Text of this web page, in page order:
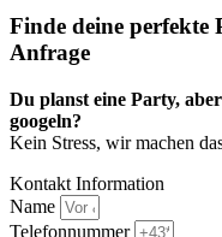
Finde deine
Anfrage​
Du planst eine Party,
googeln?
Kein Stress, wir machen
Kontakt Information
Name
Telefonnummer